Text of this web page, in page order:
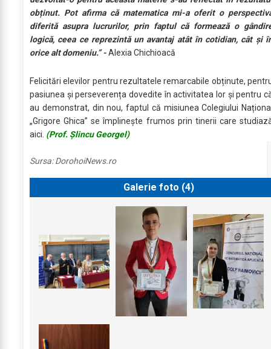
obținut. Pot afirma că matematica mi-a oferit o
diferită asupra lucrurilor, prin faptul că formează o
logică, ceea ce reprezintă un avantaj atât în cotidian, cât și
orice alt domeniu.” -Alexia Chichioacă
Felicitări elevilor pentru rezultatele remarcabile obținute,
pasiunea și perseverența dovedite în activitatea lor și pentru
au demonstrat, din nou, faptul că misiunea Colegiului
„Grigore Ghica” se împlinește frumos prin tinerii care
aici. (Prof. Șlincu Georgel)
Sursa:DorohoiNews.ro
Galerie foto (4)